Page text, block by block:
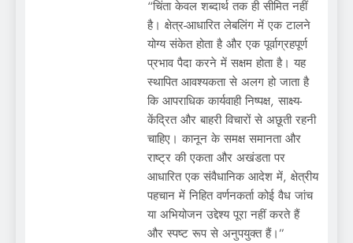
“चिंता केवल शब्दार्थ तक ही सीमित नहीं
है। क्षेत्र-आधारित लेबलिंग में एक टालने
योग्य संकेत होता है और एक पूर्वाग्रहपूर्ण
प्रभाव पैदा करने में सक्षम होता है। यह
स्थापित आवश्यकता से अलग हो जाता है
कि आपराधिक कार्यवाही निष्पक्ष, साक्ष्य-
केंद्रित और बाहरी विचारों से अछूती रहनी
चाहिए। कानून के समक्ष समानता और
राष्ट्र की एकता और अखंडता पर
आधारित एक संवैधानिक आदेश में, क्षेत्रीय
पहचान में निहित वर्णनकर्ता कोई वैध जांच
या अभियोजन उद्देश्य पूरा नहीं करते हैं
और स्पष्ट रूप से अनुपयुक्त हैं।”